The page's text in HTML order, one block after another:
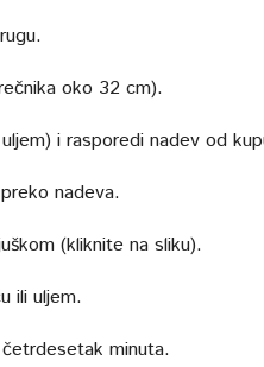
oko 32 cm).
i rasporedi nadev od
nadeva.
(kliknite na sliku).
ili uljem.
minuta.